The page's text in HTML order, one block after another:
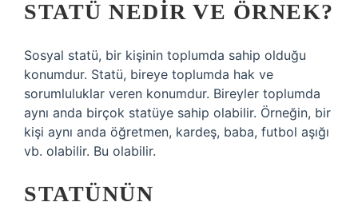
STATÜ NEDIR VE ÖRNEK?
Sosyal statü, bir kişinin toplumda sahip olduğu
konumdur. Statü, bireye toplumda hak ve
sorumluluklar veren konumdur. Bireyler toplumda
aynı anda birçok statüye sahip olabilir. Örneğin, bir
kişi aynı anda öğretmen, kardeş, baba, futbol aşığı
vb. olabilir. Bu olabilir.
STATÜNÜN